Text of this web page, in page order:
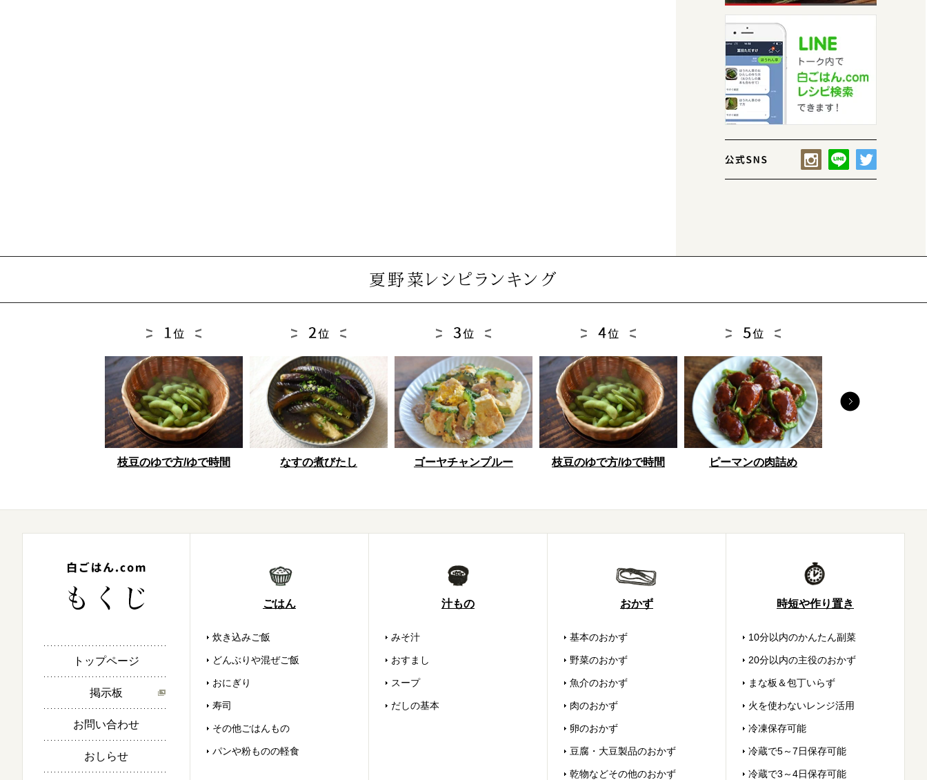
夏野菜レシピランキング
枝豆のゆで方/ゆで時間 なすの煮びたし ゴーヤチャンプルー 枝豆のゆで方/ゆで時間 ピーマンの肉詰め
トップページ
掲示板
お問い合わせ
おしらせ
ごはん
炊き込みご飯
どんぶりや混ぜご飯
おにぎり
寿司
その他ごはんもの
パンや粉ものの軽食
汁もの
みそ汁
おすまし
スープ
だしの基本
おかず
基本のおかず
野菜のおかず
魚介のおかず
肉のおかず
卵のおかず
豆腐・大豆製品のおかず
乾物などその他のおかず
時短や作り置き
10分以内のかんたん副菜
20分以内の主役のおかず
まな板＆包丁いらず
火を使わないレンジ活用
冷凍保存可能
冷蔵で5～7日保存可能
冷蔵で3～4日保存可能